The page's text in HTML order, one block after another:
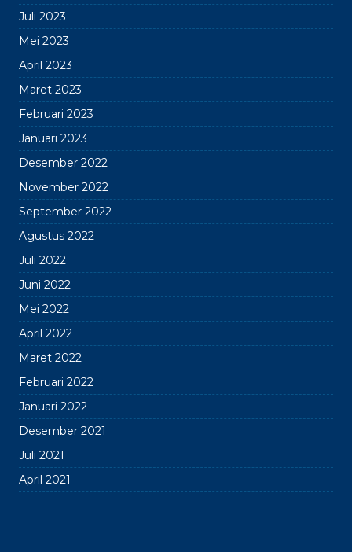
Juli 2023
Mei 2023
April 2023
Maret 2023
Februari 2023
Januari 2023
Desember 2022
November 2022
September 2022
Agustus 2022
Juli 2022
Juni 2022
Mei 2022
April 2022
Maret 2022
Februari 2022
Januari 2022
Desember 2021
Juli 2021
April 2021